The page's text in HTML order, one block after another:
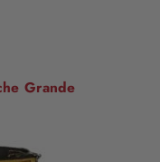
Grande